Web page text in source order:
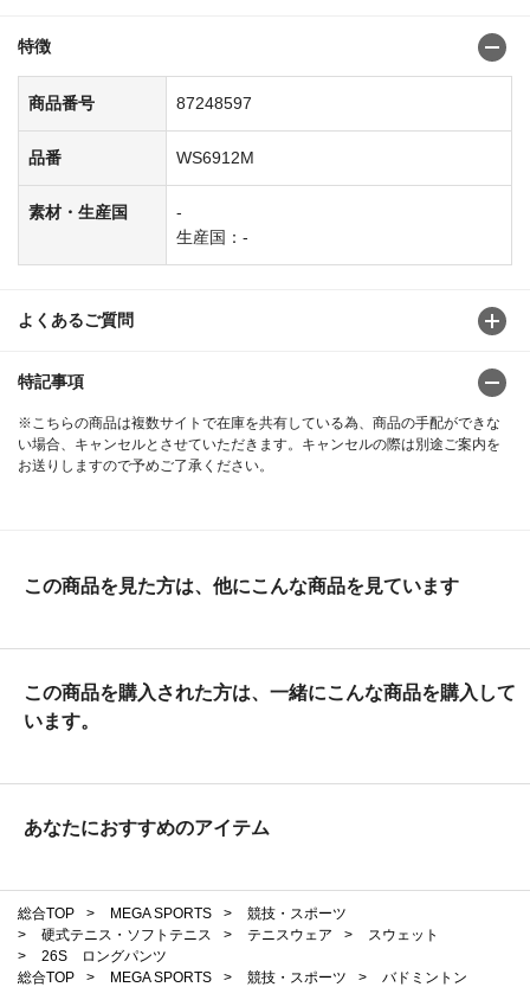
特徴
商品番号 87248597
品番 WS6912M
素材・生産国
-
生産国：-
よくあるご質問
特記事項
※こちらの商品は複数サイトで在庫を共有している為、商品の手配ができな
い場合、キャンセルとさせていただきます。キャンセルの際は別途ご案内を
お送りしますので予めご了承ください。
この商品を見た方は、他にこんな商品を見ています
この商品を購入された方は、一緒にこんな商品を購入して
います。
あなたにおすすめのアイテム
総合TOP > MEGA SPORTS >
競技・スポーツ
>
硬式テニス・ソフトテニス > テニスウェア >
スウェット
>
26S ロングパンツ
総合TOP
> MEGA SPORTS > 競技・スポーツ >
バドミントン